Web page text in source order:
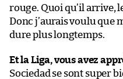
rouge. Quoi qu’il arrive,
Donc j’aurais voulu que
dure plus longtemps.
Et la Liga, vous avez
Sociedad se sont super